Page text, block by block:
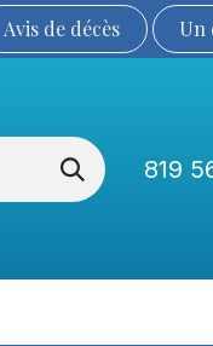
Avis de décès Un
819